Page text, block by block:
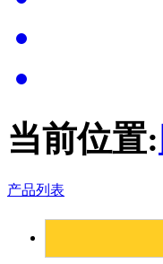
当前位置:
产品列表